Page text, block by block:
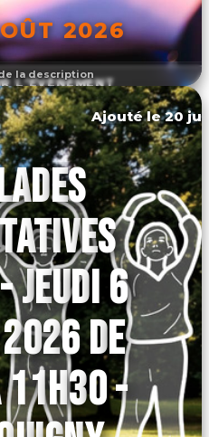
la description
2026
L'ÉVÉNEMENT
Ajouté le 20
6
DE
11H30 -